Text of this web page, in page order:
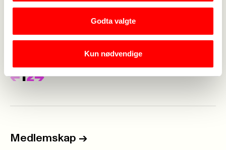
Godta valgte
Kun nødvendige
<-Forrige
12->Neste
Medlemskap ->